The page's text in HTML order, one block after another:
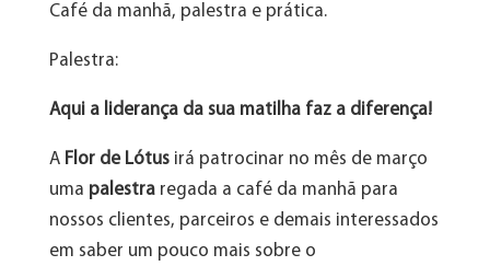
Café da manhã, palestra e prática.
Palestra:
Aqui a liderança da sua matilha faz a diferença!
A Flor de Lótusirá patrocinar no mês de março
uma palestra regada a café da manhã para
nossos clientes, parceiros e demais interessados
em saber um pouco mais sobre o